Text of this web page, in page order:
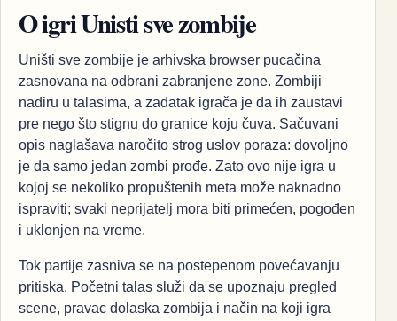
O igri Unisti sve zombije
Uništi sve zombije je arhivska browser pucačina
zasnovana na odbrani zabranjene zone. Zombiji
nadiru u talasima, a zadatak igrača je da ih zaustavi
pre nego što stignu do granice koju čuva. Sačuvani
opis naglašava naročito strog uslov poraza: dovoljno
je da samo jedan zombi prođe. Zato ovo nije igra u
kojoj se nekoliko propuštenih meta može naknadno
ispraviti; svaki neprijatelj mora biti primećen, pogođen
i uklonjen na vreme.
Tok partije zasniva se na postepenom povećavanju
pritiska. Početni talas služi da se upoznaju pregled
scene, pravac dolaska zombija i način na koji igra